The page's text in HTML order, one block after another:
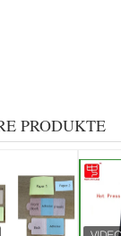
PRODUKTE